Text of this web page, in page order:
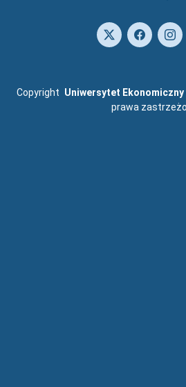
Copyright Uniwersytet Ekonomiczny
prawa